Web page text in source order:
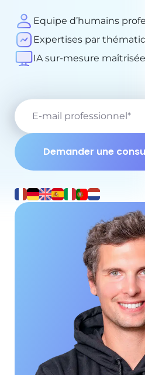
Equipe d’humains
Expertises par
IA sur-mesure
E-mail professionnel*